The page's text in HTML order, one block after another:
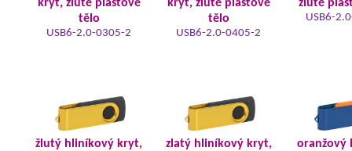
kryt, žluté plastové
tělo
USB6-2.0-0305-2
kryt, žluté plastové
tělo
USB6-2.0-0405-2
žluté
USB6-
žlutý hliníkový kryt,
zlatý hliníkový kryt,
oranžový